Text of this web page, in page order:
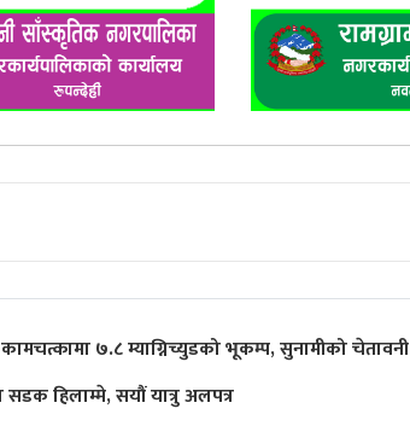
७.८ म्याग्निच्युडको भूकम्प, सुनामीको चेतावनी
सडक हिलाम्मे, सयौं यात्रु अलपत्र